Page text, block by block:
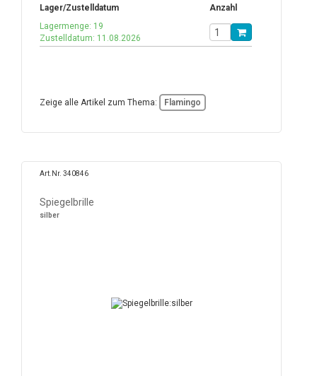
Lager/Zustelldatum
Anzahl
Lagermenge: 19
Zustelldatum: 11.08.2026
Zeige alle Artikel zum Thema: Flamingo
Art.Nr. 340846
Spiegelbrille
silber